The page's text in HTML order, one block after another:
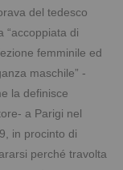
del tedesco
“accoppiata di
femminile ed
maschile” -
la definisce
a Parigi nel
in procinto di
perché travolta